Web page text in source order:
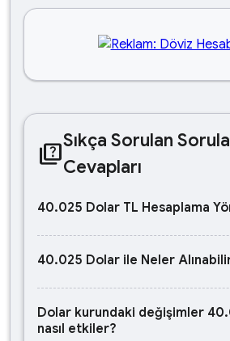
quizSıkça Sorulan
Cevapları
40.025 Dolar TL Hesaplama
40.025 Dolar ile Neler
Dolar kurundaki değişimler
nasıl etkiler?